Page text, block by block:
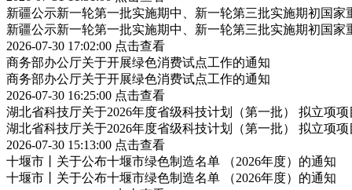
新疆公示新一轮第一批实施期中、新一轮第三批实施期初国家
新疆公示新一轮第一批实施期中、新一轮第三批实施期初国家
2026-07-30 17:02:00 点击查看
商务部办公厅关于开展绿色消费试点工作的通知
商务部办公厅关于开展绿色消费试点工作的通知
2026-07-30 16:25:00 点击查看
湖北省科技厅关于2026年度省级科技计划（第一批） 拟立项
湖北省科技厅关于2026年度省级科技计划（第一批） 拟立项
2026-07-30 15:13:00 点击查看
十堰市丨关于公布十堰市绿色制造名单 （2026年度）的通知
十堰市丨关于公布十堰市绿色制造名单 （2026年度）的通知